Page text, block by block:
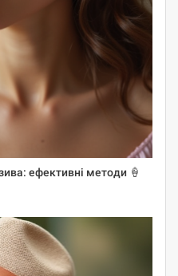
ефективні методи 🍦